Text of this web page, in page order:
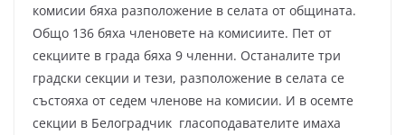
комисии бяха разположение в селата от общината.
Общо 136 бяха членовете на комисиите. Пет от
секциите в града бяха 9 членни. Останалите три
градски секции и тези, разположение в селата се
състояха от седем членове на комисии. И в осемте
секции в Белоградчик гласоподавателите имаха